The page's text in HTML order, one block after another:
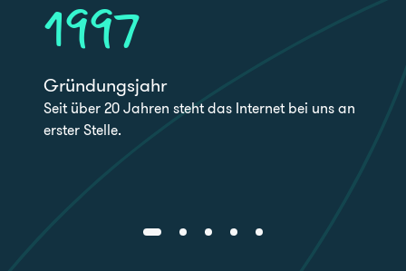
1997
Gründungsjahr
Seit über 20 Jahren steht das Internet bei uns an
erster Stelle.